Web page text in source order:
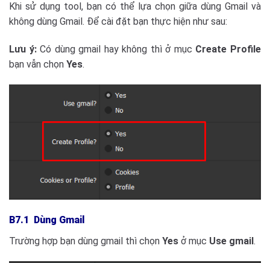
Khi sử dụng tool, bạn có thể lựa chọn giữa dùng Gmail và
không dùng Gmail. Để cài đặt bạn thực hiện như sau:
Lưu ý:Có dùng gmail hay không thì ở mục Create Profile
bạn vẫn chọn Yes.
B7.1 Dùng Gmail
Trường hợp bạn dùng gmail thì chọn Yes ở mục Use gmail.